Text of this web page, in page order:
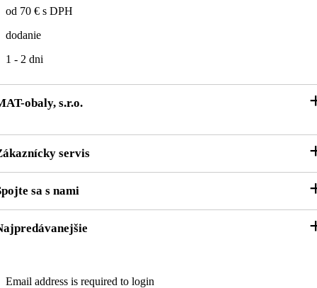
od 70 € s DPH
dodanie
1 - 2 dni
obaly, s.r.o.
Kontaktný formulár
Zákaznícky servis
VOP
servis
Zákaznícky účet
Odstúpenie od zmluvy
sa s nami
Facebook
Blog
Email address is required to login